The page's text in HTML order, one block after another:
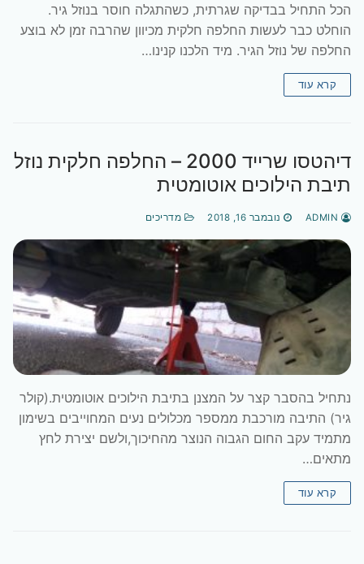
הכל התחיל בבדיקה שגרתית, כשהתגלה חוסר בנוזל גיר.
הוחלט כבר לעשות החלפה חלקית מכיוון שהרבה זמן לא בוצע
החלפה של נוזל הגיר. מיד הלכנו קנינו…
קרא עוד
דיהטסו שרייד 2000 – החלפה חלקית נוזל
תיבת הילוכים אוטומטית
נובמבר 16, 2018 מדריכים
נתחיל בהסבר קצר על המצנן בתיבת הילוכים אוטומטית.(קולר
גיר) התיבה מורכבת ממספר מכלולים נעים המחוייבים בשימון
מתמיד עקב החום הגבוה הנוצר מהחיכוך,ולשם יצירת לחץ
מתאים…
קרא עוד